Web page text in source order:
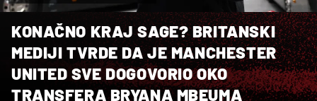
KONAČNO KRAJ SAGE? BRITANSKI
MEDIJI TVRDE DA JE MANCHESTER
UNITED SVE DOGOVORIO OKO
TRANSFERA BRYANA MBEUMA